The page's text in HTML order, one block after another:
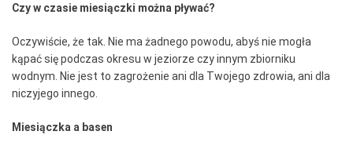
Czy w czasie miesiączki można pływać?
Oczywiście, że tak. Nie ma żadnego powodu, abyś nie mogła
kąpać się podczas okresu w jeziorze czy innym zbiorniku
wodnym. Nie jest to zagrożenie ani dla Twojego zdrowia, ani dla
niczyjego innego.
Miesiączka a basen